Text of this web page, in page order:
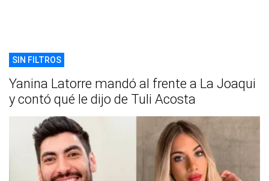
SIN FILTROS
Yanina Latorre mandó al frente a La Joaqui
y contó qué le dijo de Tuli Acosta